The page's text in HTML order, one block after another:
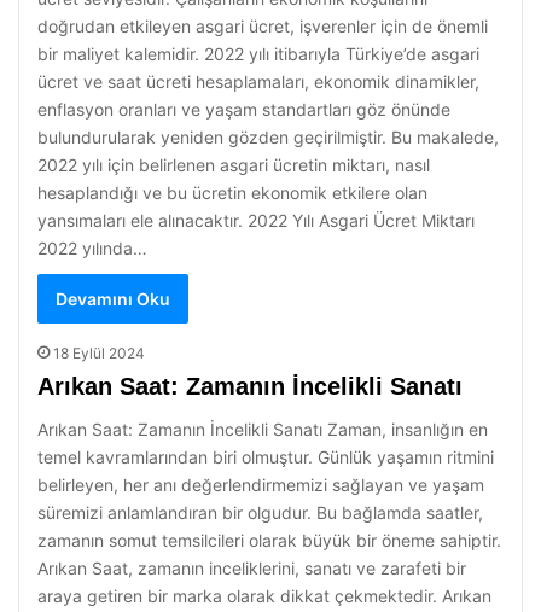
doğrudan etkileyen asgari ücret, işverenler için de önemli
bir maliyet kalemidir. 2022 yılı itibarıyla Türkiye’de asgari
ücret ve saat ücreti hesaplamaları, ekonomik dinamikler,
enflasyon oranları ve yaşam standartları göz önünde
bulundurularak yeniden gözden geçirilmiştir. Bu makalede,
2022 yılı için belirlenen asgari ücretin miktarı, nasıl
hesaplandığı ve bu ücretin ekonomik etkilere olan
yansımaları ele alınacaktır. 2022 Yılı Asgari Ücret Miktarı
2022 yılında…
Devamını Oku
18 Eylül 2024
Arıkan Saat: Zamanın İncelikli Sanatı
Arıkan Saat: Zamanın İncelikli Sanatı Zaman, insanlığın en
temel kavramlarından biri olmuştur. Günlük yaşamın ritmini
belirleyen, her anı değerlendirmemizi sağlayan ve yaşam
süremizi anlamlandıran bir olgudur. Bu bağlamda saatler,
zamanın somut temsilcileri olarak büyük bir öneme sahiptir.
Arıkan Saat, zamanın inceliklerini, sanatı ve zarafeti bir
araya getiren bir marka olarak dikkat çekmektedir. Arıkan